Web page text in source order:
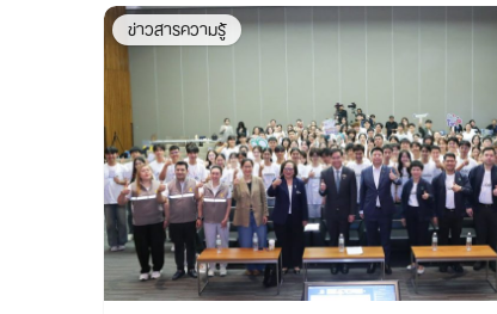
ข่าวสารความรู้